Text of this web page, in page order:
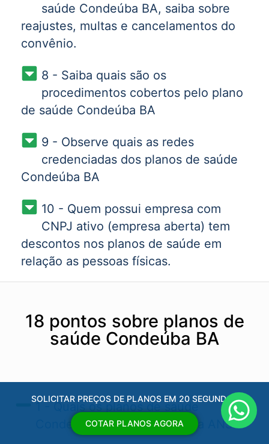
saúde Condeúba BA, saiba sobre
reajustes, multas e cancelamentos do
convênio.
8 - Saiba quais são os
procedimentos cobertos pelo plano
de saúde Condeúba BA
9 - Observe quais as redes
credenciadas dos planos de saúde
Condeúba BA
10 - Quem possui empresa com
CNPJ ativo (empresa aberta) tem
descontos nos planos de saúde em
relação as pessoas físicas.
18 pontos sobre planos de
saúde Condeúba BA
1 - Quais os planos de saúde
Condeúba BA​ aprovados pela ANS?
SOLICITAR PREÇOS DE PLANOS EM 20 SEGUNDOS
COTAR PLANOS AGORA